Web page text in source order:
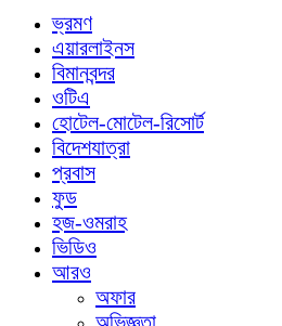
ভ্রমণ
এয়ারলাইনস
বিমানবন্দর
ওটিএ
হোটেল-মোটেল-রিসোর্ট
বিদেশযাত্রা
প্রবাস
ফুড
হজ-ওমরাহ
ভিডিও
আরও
অফার